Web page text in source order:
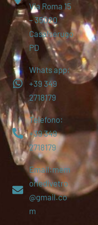
Via Roma 15
– 35020
Casalserugo
PD
Whats app:
+39 349
2718179
Telefono:
+39 349
2718179
Email:mem
oriedivetro
@gmail.co
m